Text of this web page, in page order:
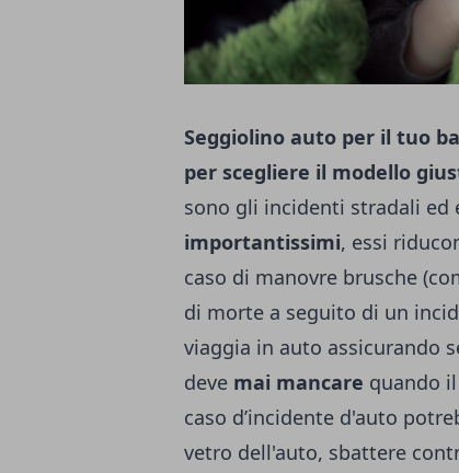
Seggiolino auto per il tuo
per scegliere il modello
sono gli incidenti stradali ed
importantissimi, essi
caso di manovre brusche
di morte a seguito di un
viaggia in auto assicurando
deve mai mancare quando
caso d’incidente d'auto
vetro dell'auto, sbattere